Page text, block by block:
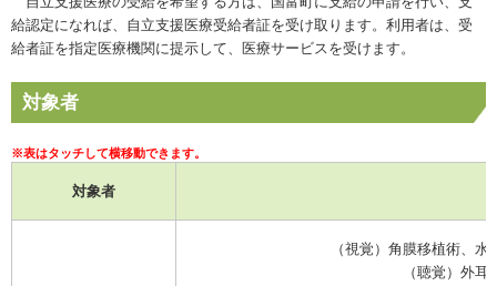
給認定になれば、自立支援医療受給者証を受け取ります。利用者は、受
給者証を指定医療機関に提示して、医療サービスを受けます。
対象者
対象者
（視覚）角膜移植術、
（聴覚）外